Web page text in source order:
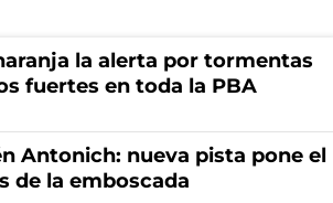
la alerta por tormentas
fuertes en toda la PBA
Antonich: nueva pista pone el
de la emboscada